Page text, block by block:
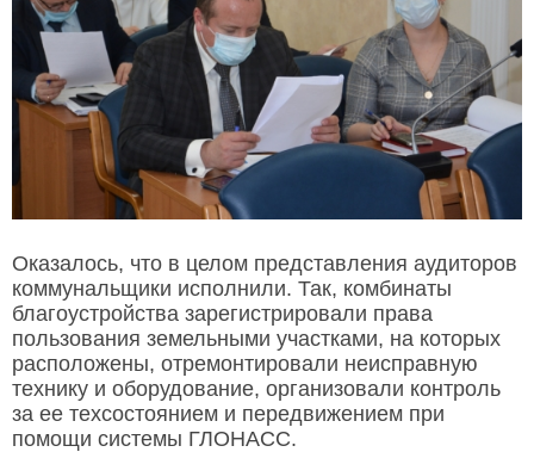
Оказалось, что в целом представления аудиторов
коммунальщики исполнили. Так, комбинаты
благоустройства зарегистрировали права
пользования земельными участками, на которых
расположены, отремонтировали неисправную
технику и оборудование, организовали контроль
за ее техсостоянием и передвижением при
помощи системы ГЛОНАСС.